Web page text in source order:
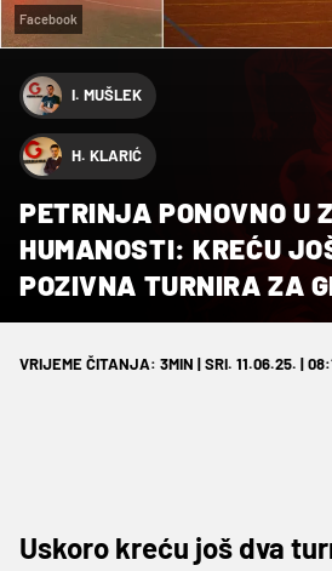
Facebook
I. MUŠLEK
H. KLARIĆ
PETRINJA PONOVNO U
HUMANOSTI: KREĆU
POZIVNA TURNIRA ZA
VRIJEME ČITANJA: 3MIN | SRI. 11.06.25. |
Uskoro kreću još dva